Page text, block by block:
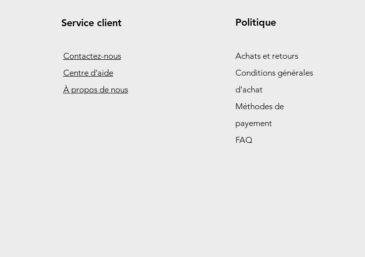
Service client
Contactez-nous
Centre d'aide
À propos de nous
Politique
Achats et retours
Conditions générales
d'achat
Méthodes de
payement
FAQ